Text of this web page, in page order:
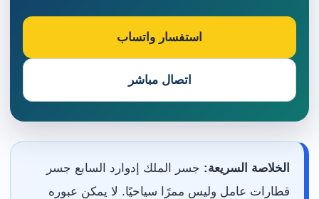
استفسار واتساب
اتصال مباشر
الخلاصة السريعة: جسر الملك إدوارد السابع جسر
قطارات عامل وليس ممرًا سياحيًا. لا يمكن عبوره